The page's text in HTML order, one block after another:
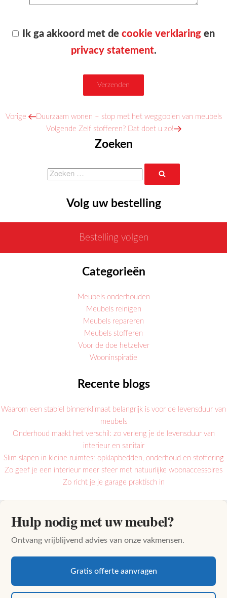
Ik ga akkoord met decookie verklaring en
privacy statement.
Bericht
Vorig
Vorige
Duurzaam wonen – stop met het weggooien van meubels
Volgend
Volgende Zelf stofferen? Dat doet u zo!
Zoeken
Zoeken
naar:
Volg uw bestelling
Bestelling volgen
Categorieën
Meubels onderhouden
Meubels reinigen
Meubels repareren
Meubels stofferen
Voor de doe hetzelver
Wooninspiratie
Recente blogs
Waarom een stabiel binnenklimaat belangrijk is voor de levensduur van
meubels
Onderhoud maakt het verschil: zo verleng je de levensduur van
interieur en sanitair
Slim slapen in kleine ruimtes: opklapbedden, onderhoud en stoffering
Zo geef je een interieur meer sfeer met natuurlijke woonaccessoires
Zo richt je je garage praktisch in
Hulp nodig met uw meubel?
Ontvang vrijblijvend advies van onze vakmensen.
Gratis offerte aanvragen